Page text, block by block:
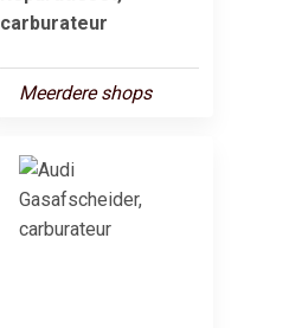
carburateur
Meerdere shops